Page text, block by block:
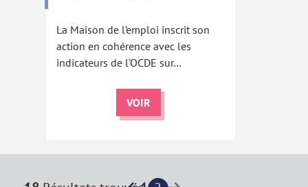
La Maison de l’emploi inscrit son
action en cohérence avec les
indicateurs de l'OCDE sur…
VOIR